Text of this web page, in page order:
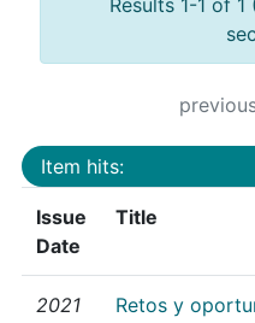
Results 1-1 of
Item hits:
Issue
Date
Title
2021
Retos y